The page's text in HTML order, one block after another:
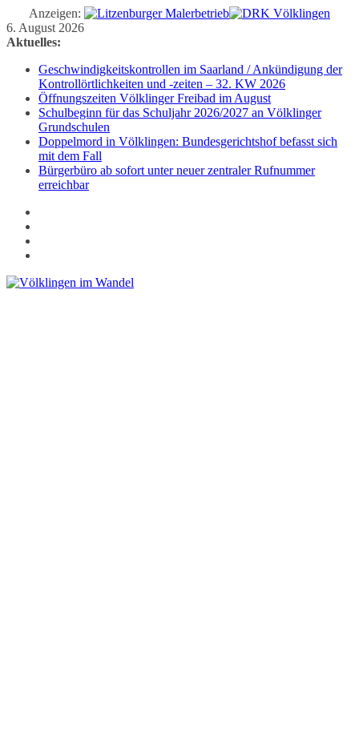
Anzeigen:
Zum
Inhalt
6. August 2026
Aktuelles:
Geschwindigkeitskontrollen im Saarland / Ankündigung der
Kontrollörtlichkeiten und -zeiten – 32. KW 2026
Öffnungszeiten Völklinger Freibad im August
Schulbeginn für das Schuljahr 2026/2027 an Völklinger
Grundschulen
Doppelmord in Völklingen: Bundesgerichtshof befasst sich
mit dem Fall
Bürgerbüro ab sofort unter neuer zentraler Rufnummer
erreichbar